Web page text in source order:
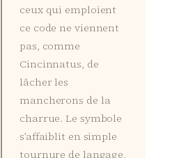
ceux qui emploient
ce code ne viennent
pas, comme
Cincinnatus, de
lâcher les
mancherons de la
charrue. Le symbole
s’affaiblit en simple
tournure de langage,